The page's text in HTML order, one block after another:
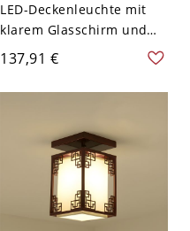
LED-Deckenleuchte mit
klarem Glasschirm und
Kupferdome - 110V-120V
38,1 cm
137,91 €